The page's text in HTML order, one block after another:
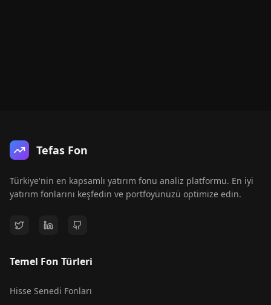
Tefas Fon
Türkiye'nin en kapsamlı yatırım fonu analiz platformu. En iyi
yatırım fonlarını keşfedin ve portföyünüzü optimize edin.
Temel Fon Türleri
Hisse Senedi Fonları